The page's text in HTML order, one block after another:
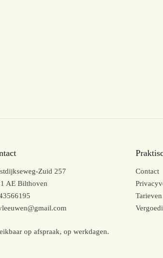
Zuid 257
AE Bilthoven
op afspraak, op werkdagen.
Contact
Tarieven